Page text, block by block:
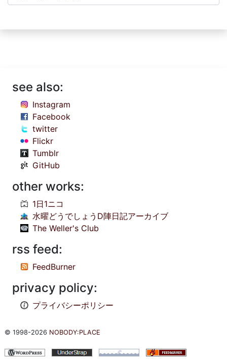
see also:
Instagram
Facebook
twitter
Flickr
Tumblr
GitHub
other works:
1日1ニコ
水曜どうでしょうD陣日記アーカイブ
The Weller's Club
rss feed:
FeedBurner
privacy policy:
プライバシーポリシー
© 1998-2026 NOBODY:PLACE